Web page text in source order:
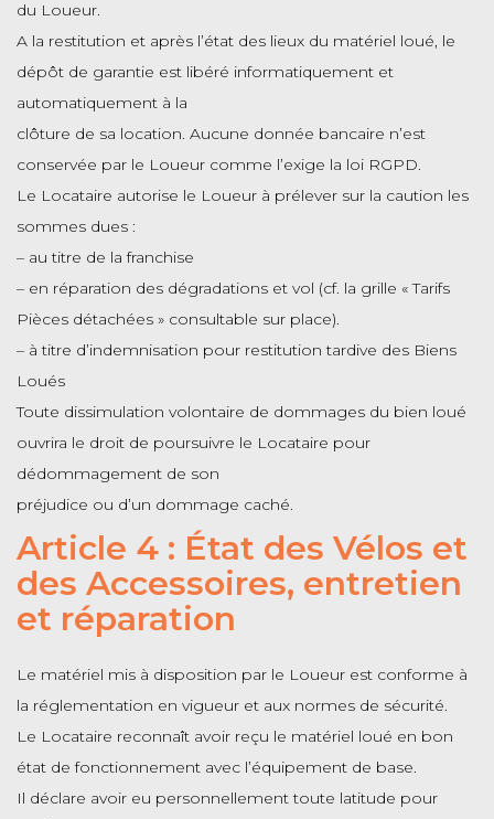
du Loueur.
A la restitution et après l’état des lieux du matériel loué, le
dépôt de garantie est libéré informatiquement et
automatiquement à la
clôture de sa location. Aucune donnée bancaire n’est
conservée par le Loueur comme l’exige la loi RGPD.
Le Locataire autorise le Loueur à prélever sur la caution les
sommes dues :
– au titre de la franchise
– en réparation des dégradations et vol (cf. la grille « Tarifs
Pièces détachées » consultable sur place).
– à titre d’indemnisation pour restitution tardive des Biens
Loués
Toute dissimulation volontaire de dommages du bien loué
ouvrira le droit de poursuivre le Locataire pour
dédommagement de son
préjudice ou d’un dommage caché.
Article 4 : État des Vélos et
des Accessoires, entretien
et réparation
Le matériel mis à disposition par le Loueur est conforme à
la réglementation en vigueur et aux normes de sécurité.
Le Locataire reconnaît avoir reçu le matériel loué en bon
état de fonctionnement avec l’équipement de base.
Il déclare avoir eu personnellement toute latitude pour